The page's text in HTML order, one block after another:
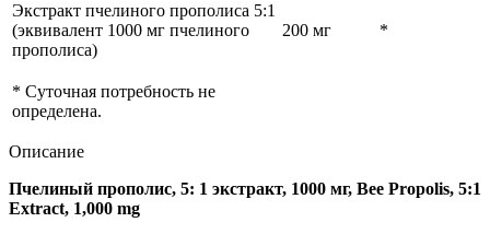
Экстракт пчелиного прополиса 5:1
(эквивалент 1000 мг пчелиного
прополиса)
200 мг *
* Суточная потребность не
определена.
Описание
Пчелиный прополис, 5: 1 экстракт, 1000 мг, Bee Propolis, 5:1
Extract, 1,000 mg